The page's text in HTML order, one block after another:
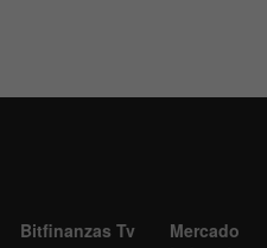
Bitfinanzas Tv
Mercado